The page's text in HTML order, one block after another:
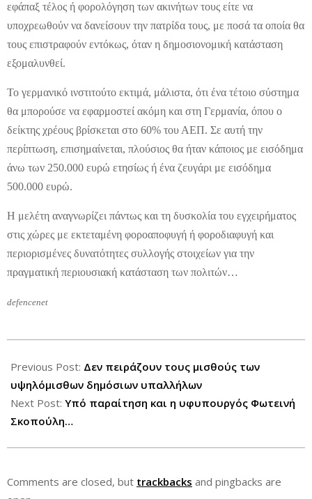
εφάπαξ τέλος ή φορολόγηση των ακινήτων τους είτε να
υποχρεωθούν να δανείσουν την πατρίδα τους, με ποσά τα οποία θα
τους επιστραφούν εντόκως, όταν η δημοσιονομική κατάσταση
εξομαλυνθεί.
Το γερμανικό ινστιτούτο εκτιμά, μάλιστα, ότι ένα τέτοιο σύστημα
θα μπορούσε να εφαρμοστεί ακόμη και στη Γερμανία, όπου ο
δείκτης χρέους βρίσκεται στο 60% του ΑΕΠ. Σε αυτή την
περίπτωση, επισημαίνεται, πλούσιος θα ήταν κάποιος με εισόδημα
άνω των 250.000 ευρώ ετησίως ή ένα ζευγάρι με εισόδημα
500.000 ευρώ.
Η μελέτη αναγνωρίζει πάντως και τη δυσκολία του εγχειρήματος
στις χώρες με εκτεταμένη φοροαποφυγή ή φοροδιαφυγή και
περιορισμένες δυνατότητες συλλογής στοιχείων για την
πραγματική περιουσιακή κατάσταση των πολιτών…
defencenet
07-
12
Previous Post: Δεν πειράζουν τους μισθούς των
υψηλόμισθων δημόσιων υπαλλήλων
Next Post: Υπό παραίτηση και η υφυπουργός Φωτεινή
Σκοπούλη…
Comments are closed, but trackbacks and pingbacks are